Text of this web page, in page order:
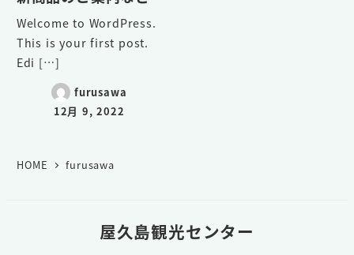
Welcome to WordPress.
This is your first post.
Edi […]
furusawa
12月 9, 2022
HOME furusawa
屋久島観光センター